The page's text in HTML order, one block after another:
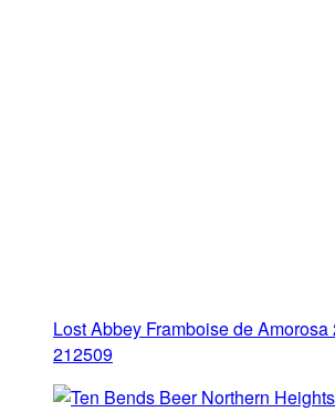
Lost Abbey Framboise de Amorosa
212509